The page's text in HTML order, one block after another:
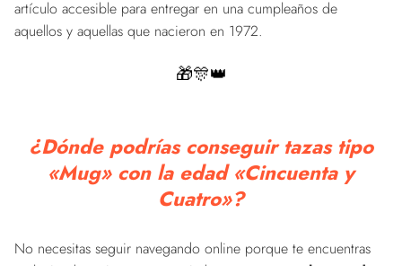
artículo accesible para entregar en una cumpleaños de
aquellos y aquellas que nacieron en 1972.
🎁🎊👑
¿Dónde podrías conseguir tazas tipo
«Mug» con la edad «Cincuenta y
Cuatro»?
No necesitas seguir navegando online porque te encuentras